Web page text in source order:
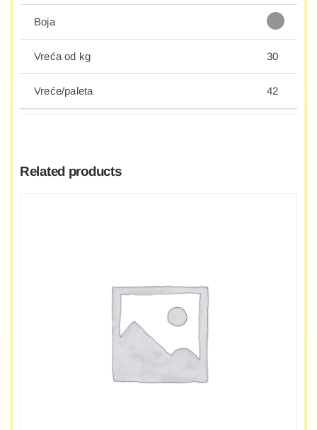
Boja
Vreća od kg 30
Vreće/paleta 42
Related products